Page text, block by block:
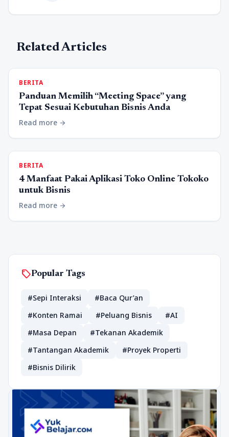
Related Articles
BERITA
Panduan Memilih “Meeting Space” yang
Tepat Sesuai Kebutuhan Bisnis Anda
Read more arrow_forward
BERITA
4 Manfaat Pakai Aplikasi Toko Online Tokoko
untuk Bisnis
Read more arrow_forward
sellPopular Tags
#Sepi Interaksi
#Baca Qur’an
#Konten Ramai
#Peluang Bisnis
#AI
#Masa Depan
#Tekanan Akademik
#Tantangan Akademik
#Proyek Properti
#Bisnis Dilirik